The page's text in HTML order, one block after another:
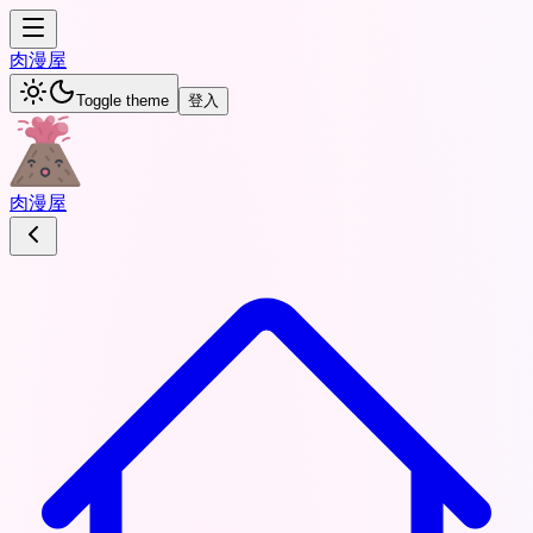
肉漫屋
Toggle theme 登入
肉漫屋